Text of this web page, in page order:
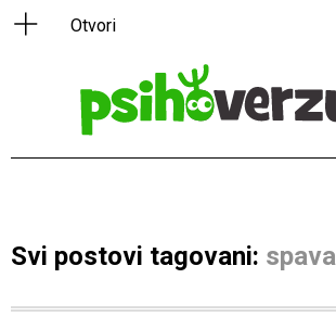
Svi postovi tagovani: